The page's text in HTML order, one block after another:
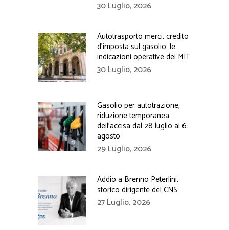
30 Luglio, 2026
Autotrasporto merci, credito
d’imposta sul gasolio: le
indicazioni operative del MIT
30 Luglio, 2026
Gasolio per autotrazione,
riduzione temporanea
dell’accisa dal 28 luglio al 6
agosto
29 Luglio, 2026
Addio a Brenno Peterlini,
storico dirigente del CNS
27 Luglio, 2026